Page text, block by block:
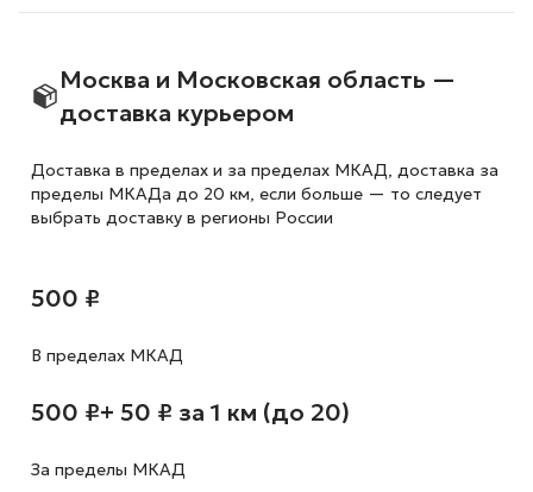
Москва и Московская область —
доставка курьером
Доставка в пределах и за пределах МКАД, доставка за
пределы МКАДа до 20 км, если больше — то следует
выбрать доставку в регионы России
500 ₽
В пределах МКАД
500 ₽+ 50 ₽ за 1 км (до 20)
За пределы МКАД